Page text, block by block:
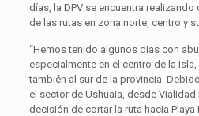
días, la DPV se encuentra
de las rutas en zona norte, centro y
“Hemos tenido algunos días con
especialmente en el centro de la
también al sur de la provincia.
el sector de Ushuaia, desde
decisión de cortar la ruta hacia